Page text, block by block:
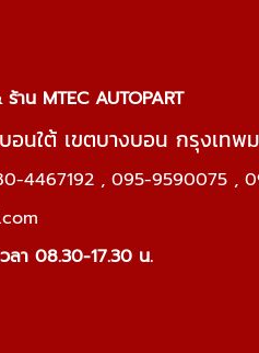
ร้าน MTEC AUTOPART
นใต้ เขตบางบอน กรุงเทพ
4467192 , 095-9590075 ,
ลา 08.30-17.30 น.